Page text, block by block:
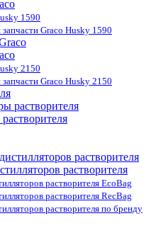
1590
Graco Husky 1590
2150
Graco Husky 2150
растворителя
растворителя EcoBag
растворителя RecBag
растворителя по бренду